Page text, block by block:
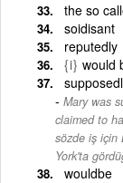
the so
soidisant
reputedly
{i} would
Mary was
claimed to
sözde iş için
York'ta
wouldbe